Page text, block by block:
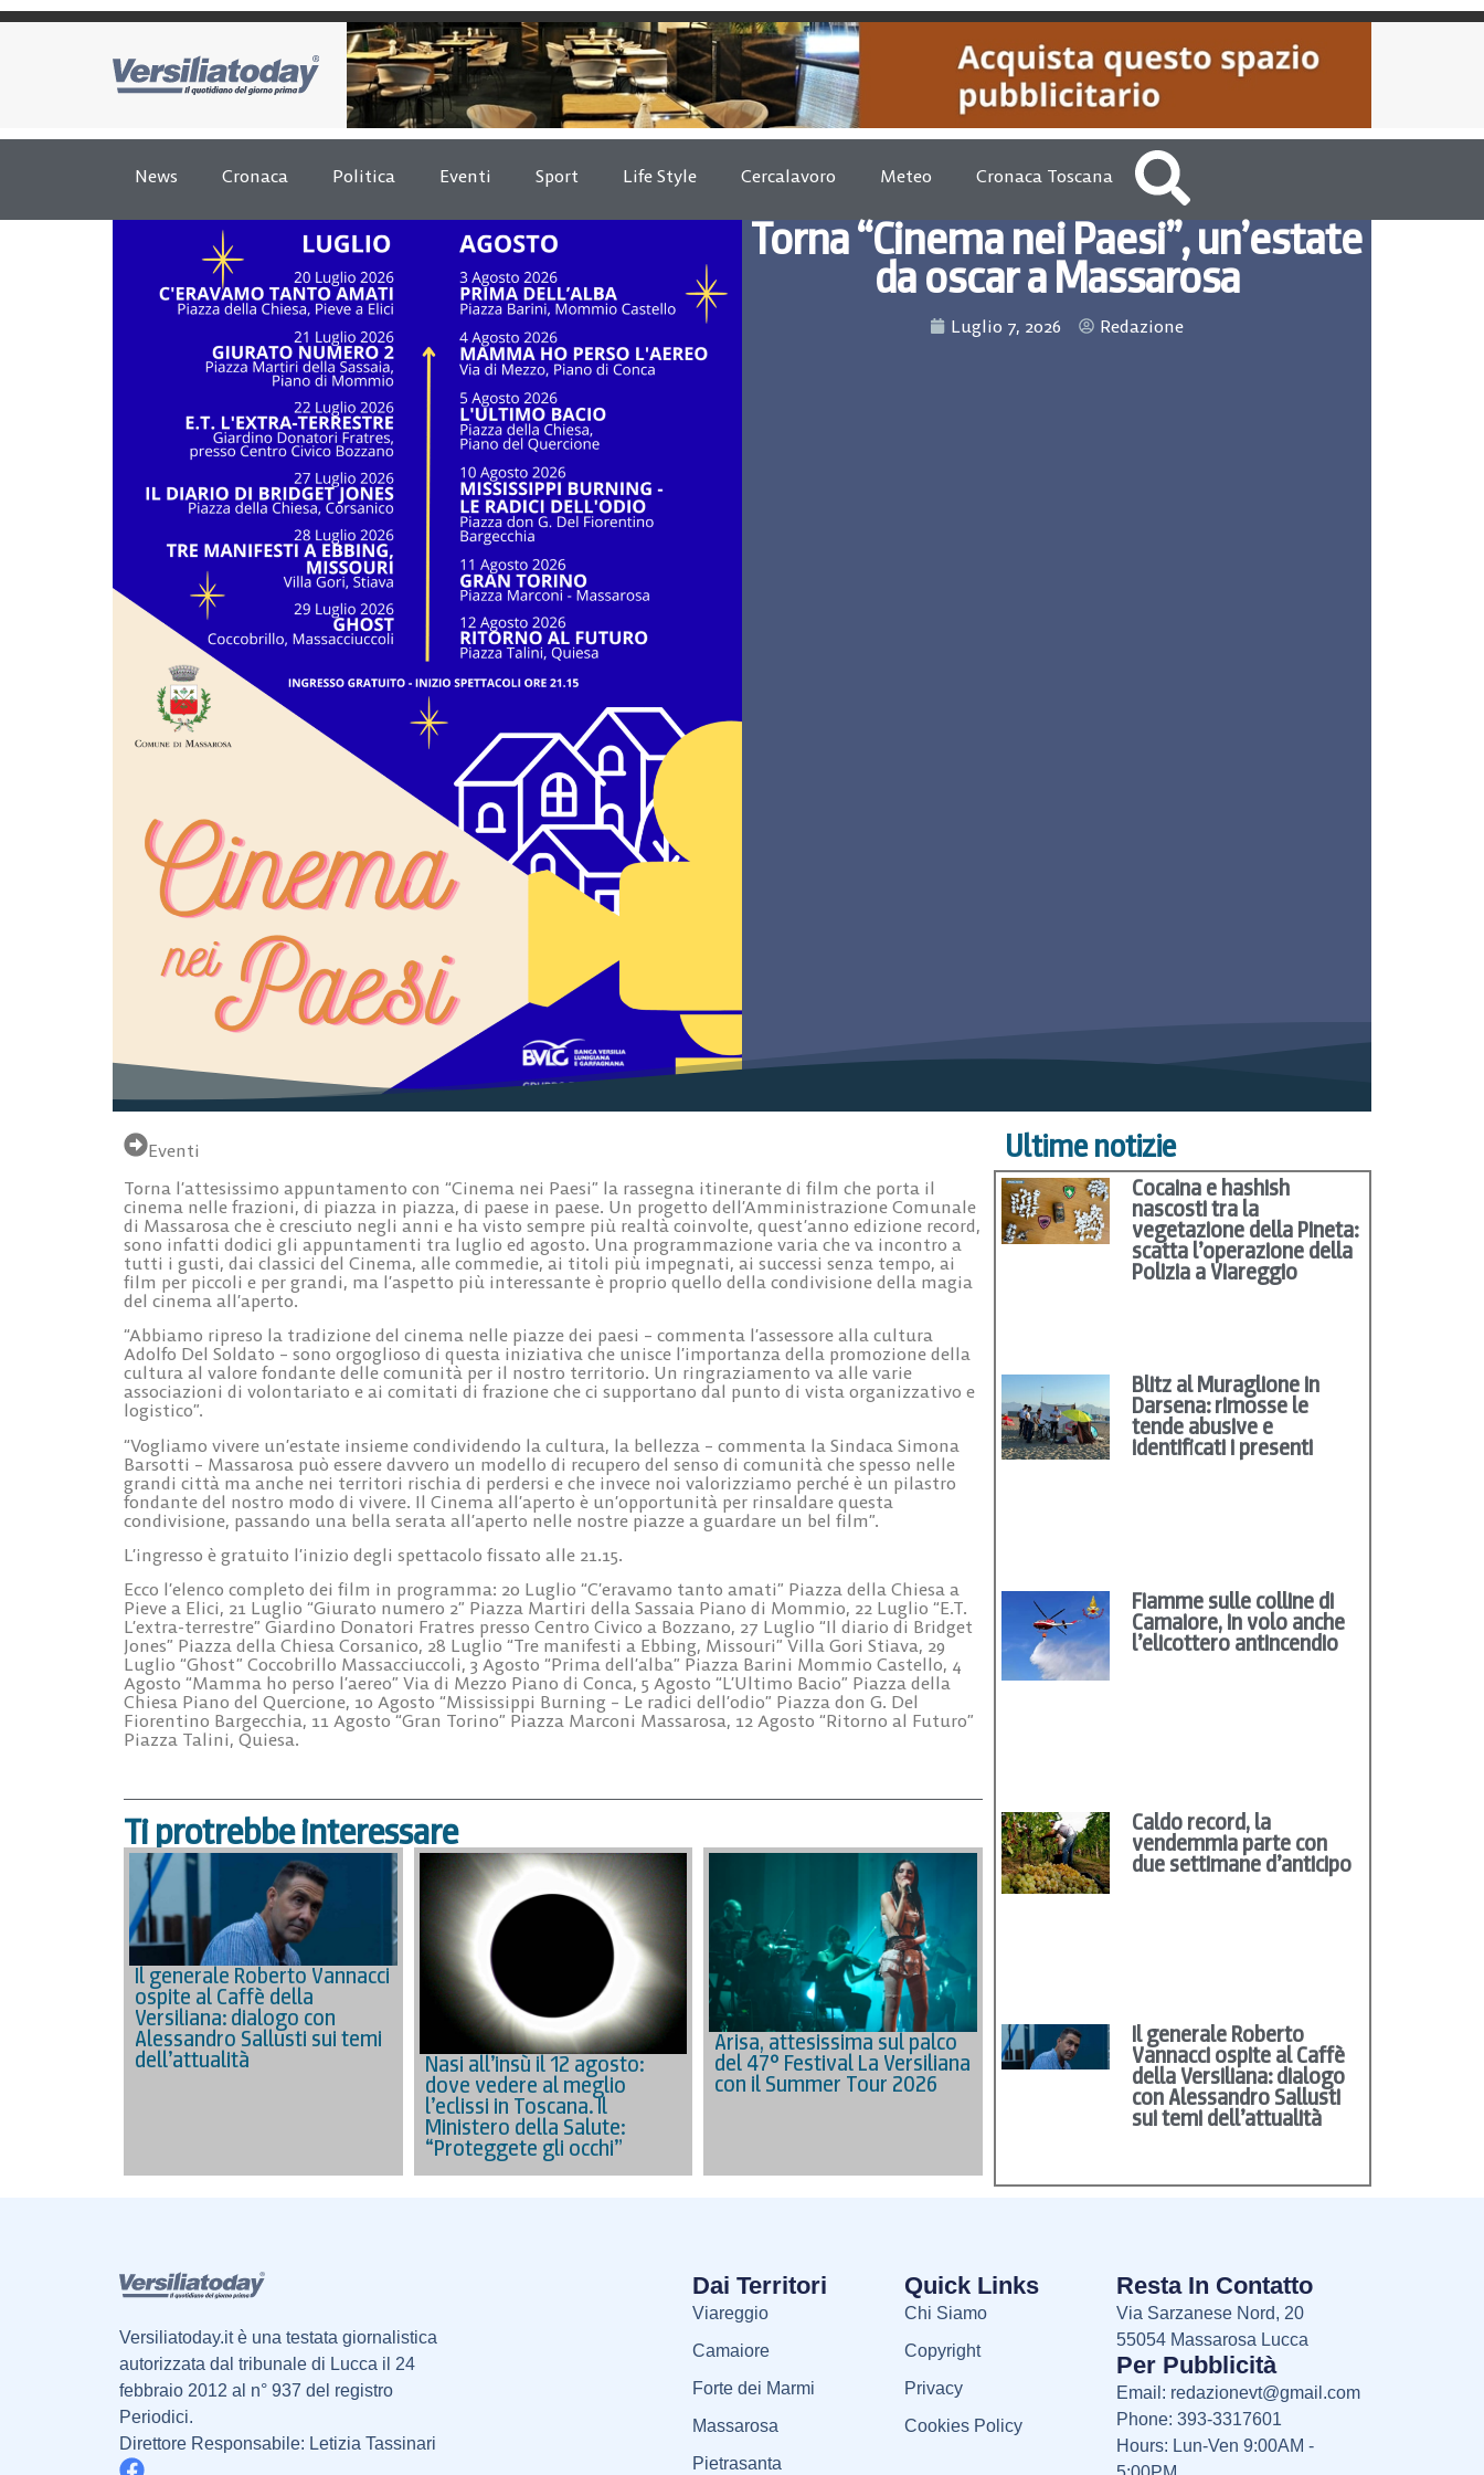
News Cronaca Politica Eventi Sport Life Style Cercalavoro Meteo Cronaca Toscana
Torna “Cinema nei Paesi”, un’estate
da oscar a Massarosa
Luglio 7, 2026 Redazione
Eventi
Torna l’attesissimo appuntamento con “Cinema nei Paesi” la rassegna itinerante di film che porta il
cinema nelle frazioni, di piazza in piazza, di paese in paese. Un progetto dell’Amministrazione Comunale
di Massarosa che è cresciuto negli anni e ha visto sempre più realtà coinvolte, quest’anno edizione record,
sono infatti dodici gli appuntamenti tra luglio ed agosto. Una programmazione varia che va incontro a
tutti i gusti, dai classici del Cinema, alle commedie, ai titoli più impegnati, ai successi senza tempo, ai
film per piccoli e per grandi, ma l’aspetto più interessante è proprio quello della condivisione della magia
del cinema all’aperto.
“Abbiamo ripreso la tradizione del cinema nelle piazze dei paesi – commenta l’assessore alla cultura
Adolfo Del Soldato – sono orgoglioso di questa iniziativa che unisce l’importanza della promozione della
cultura al valore fondante delle comunità per il nostro territorio. Un ringraziamento va alle varie
associazioni di volontariato e ai comitati di frazione che ci supportano dal punto di vista organizzativo e
logistico”.
“Vogliamo vivere un’estate insieme condividendo la cultura, la bellezza – commenta la Sindaca Simona
Barsotti – Massarosa può essere davvero un modello di recupero del senso di comunità che spesso nelle
grandi città ma anche nei territori rischia di perdersi e che invece noi valorizziamo perché è un pilastro
fondante del nostro modo di vivere. Il Cinema all’aperto è un’opportunità per rinsaldare questa
condivisione, passando una bella serata all’aperto nelle nostre piazze a guardare un bel film”.
L’ingresso è gratuito l’inizio degli spettacolo fissato alle 21.15.
Ecco l’elenco completo dei film in programma: 20 Luglio “C’eravamo tanto amati” Piazza della Chiesa a
Pieve a Elici, 21 Luglio “Giurato numero 2” Piazza Martiri della Sassaia Piano di Mommio, 22 Luglio “E.T.
L’extra-terrestre” Giardino Donatori Fratres presso Centro Civico a Bozzano, 27 Luglio “Il diario di Bridget
Jones” Piazza della Chiesa Corsanico, 28 Luglio “Tre manifesti a Ebbing, Missouri” Villa Gori Stiava, 29
Luglio “Ghost” Coccobrillo Massacciuccoli, 3 Agosto “Prima dell’alba” Piazza Barini Mommio Castello, 4
Agosto “Mamma ho perso l’aereo” Via di Mezzo Piano di Conca, 5 Agosto “L’Ultimo Bacio” Piazza della
Chiesa Piano del Quercione, 10 Agosto “Mississippi Burning – Le radici dell’odio” Piazza don G. Del
Fiorentino Bargecchia, 11 Agosto “Gran Torino” Piazza Marconi Massarosa, 12 Agosto “Ritorno al Futuro”
Piazza Talini, Quiesa.
Ti protrebbe interessare
Il generale Roberto Vannacci
ospite al Caffè della
Versiliana: dialogo con
Alessandro Sallusti sui temi
dell’attualità Nasi all’insù il 12 agosto:
dove vedere al meglio
l’eclissi in Toscana. Il
Ministero della Salute:
“Proteggete gli occhi”
Arisa, attesissima sul palco
del 47° Festival La Versiliana
con il Summer Tour 2026
Ultime notizie
Cocaina e hashish
nascosti tra la
vegetazione della Pineta:
scatta l’operazione della
Polizia a Viareggio
Blitz al Muraglione in
Darsena: rimosse le
tende abusive e
identificati i presenti
Fiamme sulle colline di
Camaiore, in volo anche
l’elicottero antincendio
Caldo record, la
vendemmia parte con
due settimane d’anticipo
Il generale Roberto
Vannacci ospite al Caffè
della Versiliana: dialogo
con Alessandro Sallusti
sui temi dell’attualità
Versiliatoday.it è una testata giornalistica
autorizzata dal tribunale di Lucca il 24
febbraio 2012 al n° 937 del registro
Periodici.
Direttore Responsabile: Letizia Tassinari
Dai Territori
Viareggio
Camaiore
Forte dei Marmi
Massarosa
Pietrasanta
Quick Links
Chi Siamo
Copyright
Privacy
Cookies Policy
Resta In Contatto
Via Sarzanese Nord, 20
55054 Massarosa Lucca
Per Pubblicità
Email: redazionevt@gmail.com
Phone: 393-3317601
Hours: Lun-Ven 9:00AM -